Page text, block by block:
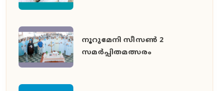
നൂറുമേനി സീസൺ 2
സമർപ്പിതമത്സരം